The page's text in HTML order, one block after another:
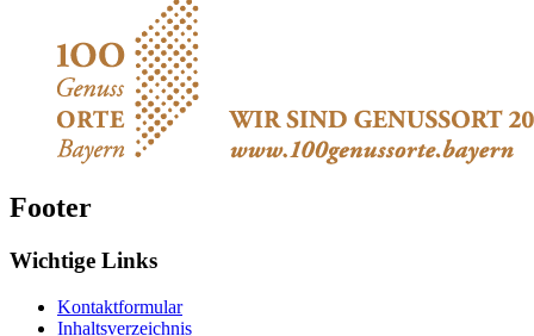
Footer
Wichtige Links
Kontaktformular
Inhaltsverzeichnis